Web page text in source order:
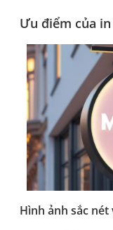
Ưu điểm của
Hình ảnh sắc